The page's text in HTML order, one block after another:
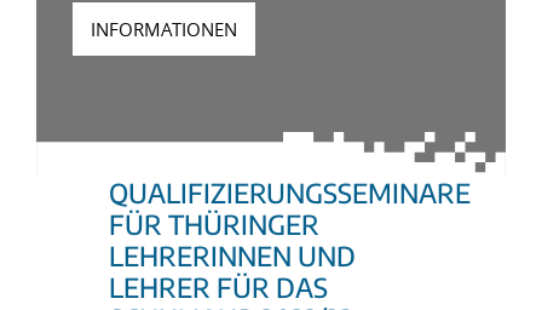
INFORMATIONEN
QUALIFIZIERUNGSSEMINARE
FÜR THÜRINGER
LEHRERINNEN UND
LEHRER FÜR DAS